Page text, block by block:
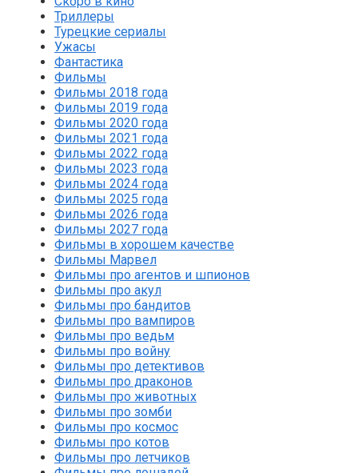
Триллеры
Турецкие сериалы
Ужасы
Фантастика
Фильмы
Фильмы 2018 года
Фильмы 2019 года
Фильмы 2020 года
Фильмы 2021 года
Фильмы 2022 года
Фильмы 2023 года
Фильмы 2024 года
Фильмы 2025 года
Фильмы 2026 года
Фильмы 2027 года
Фильмы в хорошем качестве
Фильмы Марвел
Фильмы про агентов и шпионов
Фильмы про акул
Фильмы про бандитов
Фильмы про вампиров
Фильмы про ведьм
Фильмы про войну
Фильмы про детективов
Фильмы про драконов
Фильмы про животных
Фильмы про зомби
Фильмы про космос
Фильмы про котов
Фильмы про летчиков